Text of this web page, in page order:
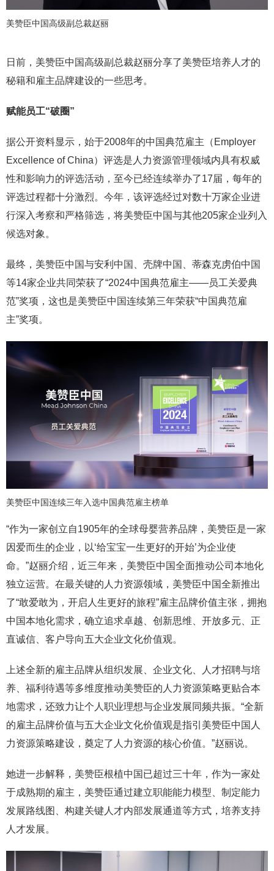
美赞臣中国高级副总裁赵丽
日前，美赞臣中国高级副总裁赵丽分享了美赞臣培养人才的
秘籍和雇主品牌建设的一些思考。
赋能员工“破圈”
据公开资料显示，始于2008年的中国典范雇主（Employer
Excellence of China）评选是人力资源管理领域内具有权威
性和影响力的评选活动，至今已经连续举办了17届，每年的
评选过程都十分激烈。今年，该评选经过对数十万家企业进
行深入考察和严格筛选，将美赞臣中国与其他205家企业列入
候选对象。
最终，美赞臣中国与安利中国、壳牌中国、蒂森克虏伯中国
等14家企业共同荣获了“2024中国典范雇主——员工关爱典
范”奖项，这也是美赞臣中国连续第三年荣获“中国典范雇
主”奖项。
美赞臣中国连续三年入选中国典范雇主榜单
“作为一家创立自1905年的全球母婴营养品牌，美赞臣是一家
因爱而生的企业，以‘给宝宝一生更好的开始’为企业使
命。”赵丽介绍，近三年来，美赞臣中国全面推动公司本地化
独立运营。在最关键的人力资源领域，美赞臣中国全新推出
了“敢爱敢为，开启人生更好的旅程”雇主品牌价值主张，拥抱
中国本地化需求，确立追求卓越、创新思维、开放多元、正
直诚信、客户导向五大企业文化价值观。
上述全新的雇主品牌从组织发展、企业文化、人才招聘与培
养、福利待遇等多维度推动美赞臣的人力资源策略更贴合本
地需求，还致力让个人职业理想与企业发展同频共振。“全新
的雇主品牌价值与五大企业文化价值观是指引美赞臣中国人
力资源策略建设，奠定了人力资源的核心价值。”赵丽说。
她进一步解释，美赞臣根植中国已超过三十年，作为一家处
于成熟期的雇主，美赞臣通过建立职能能力模型、制定能力
发展路线图、构建关键人才内部发展通道等方式，培养支持
人才发展。